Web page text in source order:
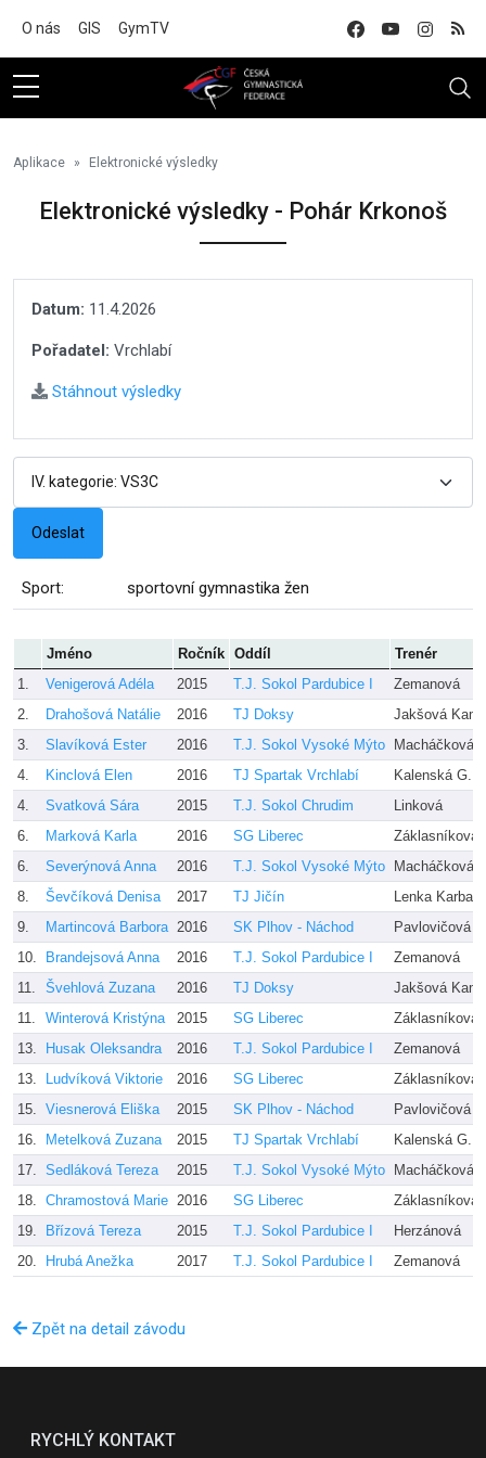
O nás GIS GymTV
Aplikace Elektronické výsledky
Elektronické výsledky - Pohár Krkonoš
Datum: 11.4.2026
Pořadatel: Vrchlabí
Stáhnout výsledky
Sport: sportovní gymnastika žen
Jméno Ročník Oddíl
Trenér
1.
Venigerová Adéla 2015 T.J. Sokol Pardubice I
Zemanová
2.
Drahošová Natálie 2016 TJ Doksy
Jakšová
3.
Slavíková Ester 2016 T.J. Sokol Vysoké Mýto
Macháčková
4.
Kinclová Elen 2016 TJ Spartak Vrchlabí
Kalenská G.,
4.
Svatková Sára 2015 T.J. Sokol Chrudim
Linková
6.
Marková Karla 2016 SG Liberec
6.
Severýnová Anna 2016 T.J. Sokol Vysoké Mýto
Macháčková
8.
Ševčíková Denisa 2017 TJ Jičín
Lenka
9.
Martincová Barbora 2016 SK Plhov - Náchod
Pavlovičová
10.
Brandejsová Anna 2016 T.J. Sokol Pardubice I
Zemanová
11.
Švehlová Zuzana 2016 TJ Doksy
Jakšová
11.
Winterová Kristýna 2015 SG Liberec
13.
Husak Oleksandra 2016 T.J. Sokol Pardubice I
Zemanová
13.
Ludvíková Viktorie 2016 SG Liberec
15. Viesnerová Eliška 2015 SK Plhov - Náchod
Pavlovičová
16.
Metelková Zuzana 2015 TJ Spartak Vrchlabí
Kalenská G.,
17. Sedláková Tereza 2015 T.J. Sokol Vysoké Mýto
Macháčková
18. Chramostová Marie 2016 SG Liberec
19.
Břízová Tereza 2015 T.J. Sokol Pardubice I
Herzánová
20.
Hrubá Anežka 2017 T.J. Sokol Pardubice I Zemanová
Zpět na detail závodu
RYCHLÝ KONTAKT